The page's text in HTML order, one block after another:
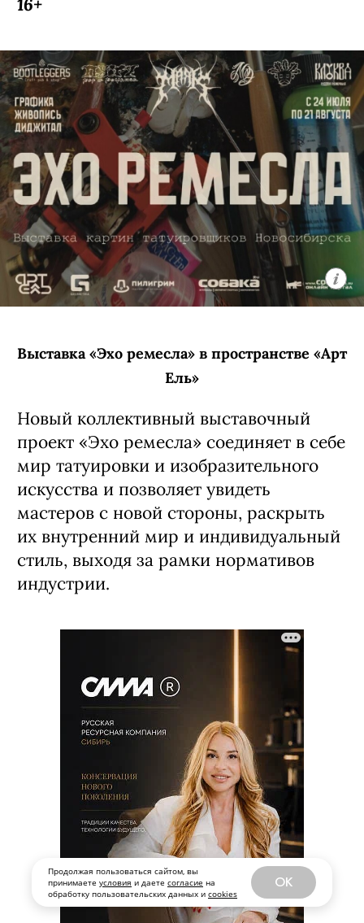
Продолжая пользоваться сайтом, вы
принимаете условия и даете согласие на
обработку пользовательских данных и cookies
OK
Выставка «Эхо ремесла» в пространстве «Арт
Новый коллективный выставочный
проект «Эхо ремесла» соединяет в себе
мир татуировки и изобразительного
искусства и позволяет увидеть
мастеров с новой стороны, раскрыть
их внутренний мир и индивидуальный
стиль, выходя за рамки нормативов
индустрии.